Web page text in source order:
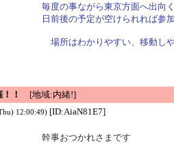
毎度の事ながら東京方面へ出向
日前後の予定が空けられれば参
場所はわかりやすい、移動し
！
[地域:内緒!]
12:00:49) [ID:AiaN81E7]
幹事おつかれさまです